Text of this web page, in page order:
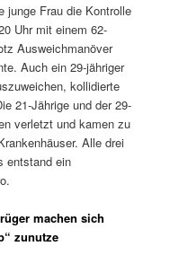
junge Frau die Kontrolle
Uhr mit einem 62-
Ausweichmanöver
Auch ein 29-jähriger
kollidierte
21-Jährige und der 29-
verletzt und kamen zu
Alle drei
entstand ein
machen sich
zunutze